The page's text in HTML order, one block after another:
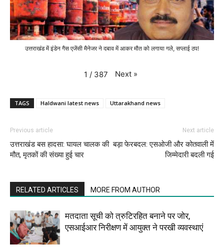
उत्तराखंड में इंडेन गैस एजेंसी मैनेजर ने दबाव में आकर मौत को लगाया गले, सप्लाई ठप!
1 / 387 Next »
TAGS Haldwani latest news Uttarakhand news
Previous article
उत्तराखंड बस हादसा: घायल चालक की
मौत, मृतकों की संख्या हुई चार
Next article
बड़ा फेरबदल: एसओजी और कोतवाली में
जिम्मेदारी बदली गई
RELATED ARTICLES MORE FROM AUTHOR
मतदाता सूची को त्रुटिरहित बनाने पर जोर,
एसआईआर निरीक्षण में आयुक्त ने परखी व्यवस्थाएं